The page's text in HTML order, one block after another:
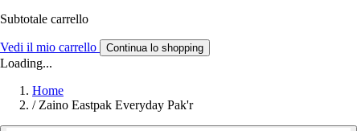
Subtotale carrello
Vedi il mio carrello Continua lo shopping
Loading...
Home
/ Zaino Eastpak Everyday Pak'r